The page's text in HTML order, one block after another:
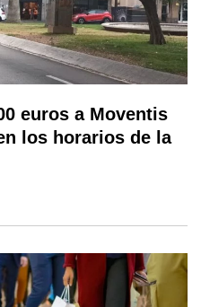
euros a Moventis
los horarios de la